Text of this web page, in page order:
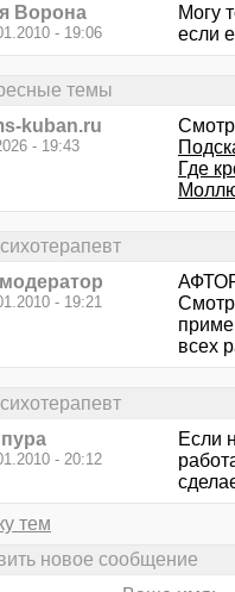
Ворона
- 19:06
Могу
если
темы
kuban.ru
- 19:43
Где
- 19:21
всех
- 20:12
Если
тем
новое сообщение